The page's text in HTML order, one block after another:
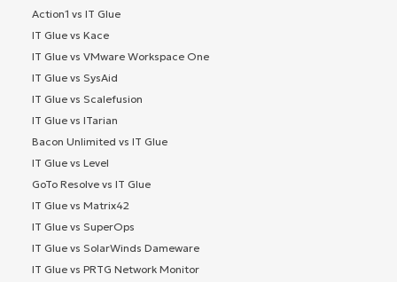
Action1 vs IT Glue
IT Glue vs Kace
IT Glue vs VMware Workspace One
IT Glue vs SysAid
IT Glue vs Scalefusion
IT Glue vs ITarian
Bacon Unlimited vs IT Glue
IT Glue vs Level
GoTo Resolve vs IT Glue
IT Glue vs Matrix42
IT Glue vs SuperOps
IT Glue vs SolarWinds Dameware
IT Glue vs PRTG Network Monitor